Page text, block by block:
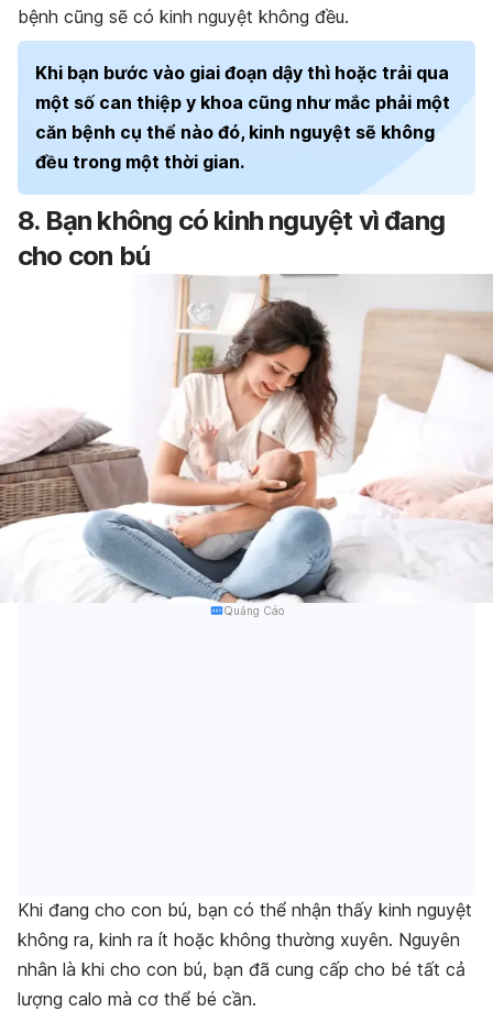
bệnh cũng sẽ có kinh nguyệt không đều.
Khi bạn bước vào giai đoạn dậy thì hoặc trải qua
một số can thiệp y khoa cũng như mắc phải một
căn bệnh cụ thể nào đó, kinh nguyệt sẽ không
đều trong một thời gian.
8. Bạn không có kinh nguyệt vì đang
cho con bú
Quảng Cáo
Khi đang cho con bú, bạn có thể nhận thấy kinh nguyệt
không ra, kinh ra ít hoặc không thường xuyên. Nguyên
nhân là khi cho con bú, bạn đã cung cấp cho bé tất cả
lượng calo mà cơ thể bé cần.